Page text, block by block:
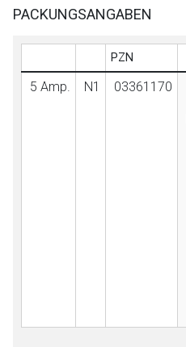
PACKUNGSANGABEN
PZN
5 Amp. N1
03361170